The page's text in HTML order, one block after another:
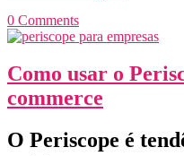
0 Comments
Como usar o
commerce
O Periscope é